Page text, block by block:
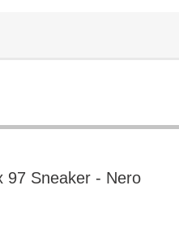
97 Sneaker - Nero